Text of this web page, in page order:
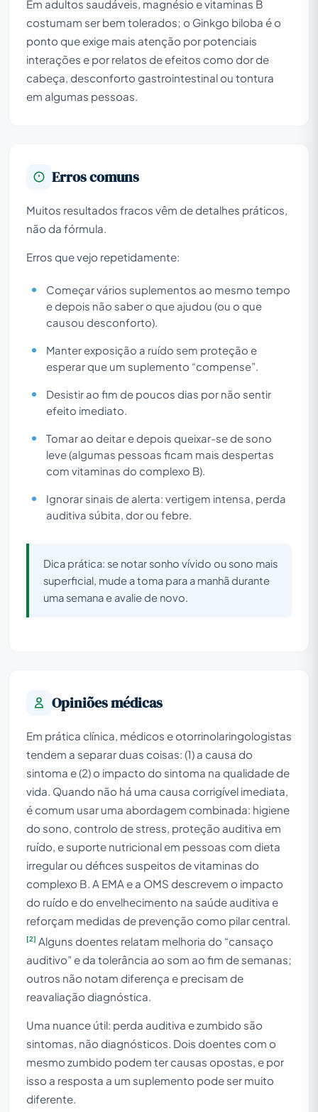
Em adultos saudáveis, magnésio e vitaminas B
costumam ser bem tolerados; o Ginkgo biloba é o
ponto que exige mais atenção por potenciais
interações e por relatos de efeitos como dor de
cabeça, desconforto gastrointestinal ou tontura
em algumas pessoas.
Erros comuns
Muitos resultados fracos vêm de detalhes práticos,
não da fórmula.
Erros que vejo repetidamente:
Começar vários suplementos ao mesmo tempo
e depois não saber o que ajudou (ou o que
causou desconforto).
Manter exposição a ruído sem proteção e
esperar que um suplemento “compense”.
Desistir ao fim de poucos dias por não sentir
efeito imediato.
Tomar ao deitar e depois queixar-se de sono
leve (algumas pessoas ficam mais despertas
com vitaminas do complexo B).
Ignorar sinais de alerta: vertigem intensa, perda
auditiva súbita, dor ou febre.
Dica prática: se notar sonho vívido ou sono mais
superficial, mude a toma para a manhã durante
uma semana e avalie de novo.
Opiniões médicas
Em prática clínica, médicos e otorrinolaringologistas
tendem a separar duas coisas: (1) a causa do
sintoma e (2) o impacto do sintoma na qualidade de
vida. Quando não há uma causa corrigível imediata,
é comum usar uma abordagem combinada: higiene
do sono, controlo de stress, proteção auditiva em
ruído, e suporte nutricional em pessoas com dieta
irregular ou défices suspeitos de vitaminas do
complexo B. A EMA e a OMS descrevem o impacto
do ruído e do envelhecimento na saúde auditiva e
reforçam medidas de prevenção como pilar central.
[2] Alguns doentes relatam melhoria do “cansaço
auditivo” e da tolerância ao som ao fim de semanas;
outros não notam diferença e precisam de
reavaliação diagnóstica.
Uma nuance útil: perda auditiva e zumbido são
sintomas, não diagnósticos. Dois doentes com o
mesmo zumbido podem ter causas opostas, e por
isso a resposta a um suplemento pode ser muito
diferente.